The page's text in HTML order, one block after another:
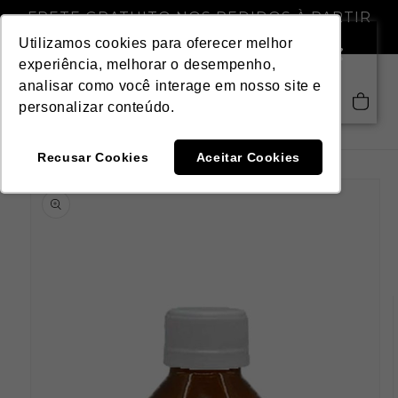
Saiba mais
Utilizamos cookies para oferecer melhor
experiência, melhorar o desempenho,
analisar como você interage em nosso site e
personalizar conteúdo.
Recusar Cookies Aceitar Cookies
para o
conteúdo
FRETE GRATUITO NOS PEDIDOS À PARTIR
DE R$ 299,00
Carrinho
informações